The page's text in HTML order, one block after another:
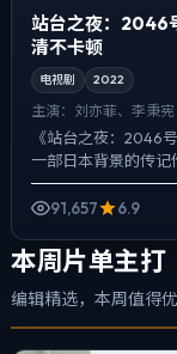
站台之夜：2046
清不卡顿
电视剧 2022
主演： 刘亦菲、李秉
《站台之夜：2046
一部日本背景的传记
2022年公映，由刁
导，刘亦菲、李秉宪
过去与现在拧...
91,657 6.9
本周片单主打
编辑精选，本周值得